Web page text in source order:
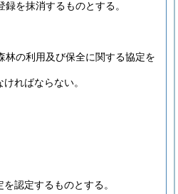
を抹消するものとする。
の利用及び保全に関する協定を
ればならない。
認定するものとする。